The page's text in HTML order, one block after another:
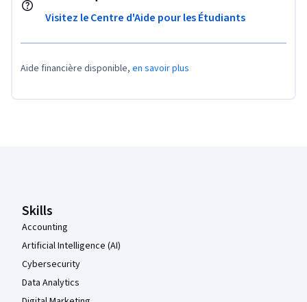
Visitez le Centre d'Aide pour les Étudiants
Aide financière disponible, en savoir plus
Skills
Accounting
Artificial Intelligence (AI)
Cybersecurity
Data Analytics